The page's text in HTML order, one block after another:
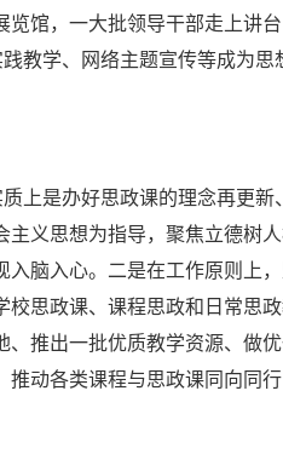
馆，一大批领导干部走上讲
教学、网络主题宣传等成为
上是办好思政课的理念再更
义思想为指导，聚焦立德树
脑入心。二是在工作原则上
思政课、课程思政和日常思
、推出一批优质教学资源、做
动各类课程与思政课同向同行